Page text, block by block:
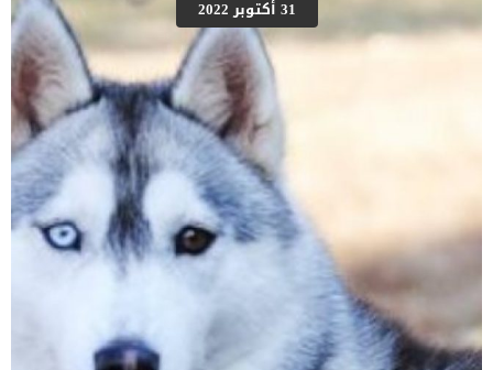
على شكل مجموعة من المراحل التى يتدرجها الكلب الى ان يصل الى
النهاية. اهم علامات وفاة الكلاب بسبب قصور القلب الاحتقانى كما ذكرنا
ستكون هذه العلامات عبارة عن مراحل متدرجة الى المرحلة الاخيرة وهى
الوفاة. _المرحلة الاولى, تظهر ان الكلب معرض لخطر الإصابة بسرطان
القلب ، ولكن ليس لديه أعراض ولا تغييرات في القلب. _المرحلة
الثانية,يعاني الكلب […]
31 أكتوبر 2022